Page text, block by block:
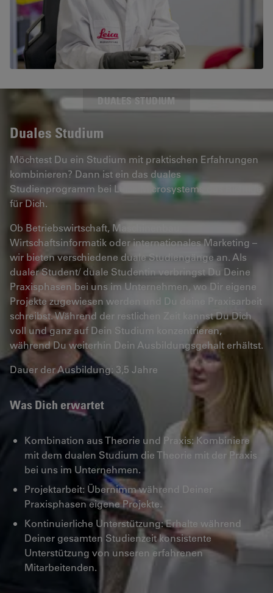
DUALES STUDIUM
Duales Studium
Möchtest Du ein Studium mit praktischen Erfahrungen
kombinieren? Dann ist ein das duales
Studienprogramm bei Leica Microsystems das Richtige
für Dich.
Ob Betriebswirtschaft, Maschinenbau,
Wirtschaftsinformatik oder internationales Marketing –
wir bieten verschiedene duale Studiengänge an. Als
dualer Student/ duale Studentin verbringst Du Deine
Praxisphasen bei uns im Unternehmen, wo Dir eigene
Projekte zugewiesen werden und Du deine Praxisarbeit
schreibst. Während der restlichen Zeit kannst Du Dich
voll und ganz auf Dein Studium konzentrieren,
während Du weiterhin Dein Ausbildungsgehalt erhältst.
Dauer der Ausbildung: 3,5 Jahre
Was Dich erwartet
Kombination aus Theorie und Praxis: Kombiniere
mit dem dualen Studium die Theorie mit der Praxis
bei uns im Unternehmen.
Projektarbeit: Übernimm während Deiner
Praxisphasen eigene Projekte.
Kontinuierliche Unterstützung: Erhalte während
Deiner gesamten Studienzeit konsistente
Unterstützung von unseren erfahrenen
Mitarbeitenden.